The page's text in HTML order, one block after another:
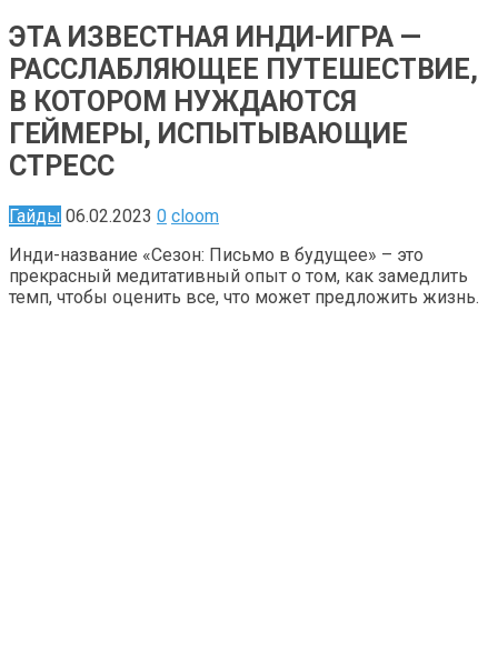
ЭТА ИЗВЕСТНАЯ ИНДИ-ИГРА —
РАССЛАБЛЯЮЩЕЕ ПУТЕШЕСТВИЕ,
В КОТОРОМ НУЖДАЮТСЯ
ГЕЙМЕРЫ, ИСПЫТЫВАЮЩИЕ
СТРЕСС
Гайды 06.02.2023 0 cloom
Инди-название «Сезон: Письмо в будущее» – это
прекрасный медитативный опыт о том, как замедлить
темп, чтобы оценить все, что может предложить жизнь.